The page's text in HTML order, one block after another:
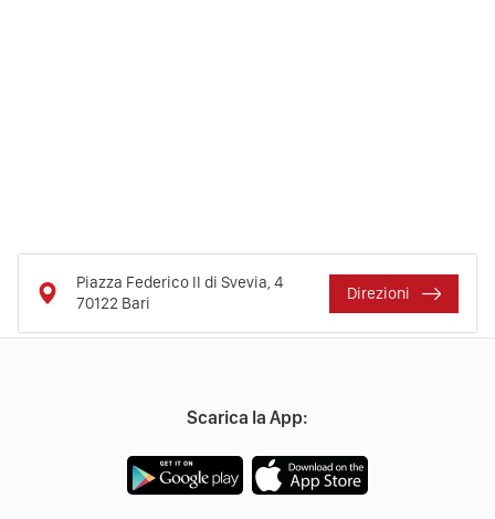
Piazza Federico II di Svevia, 4
70122 Bari
Direzioni
Scarica la App: